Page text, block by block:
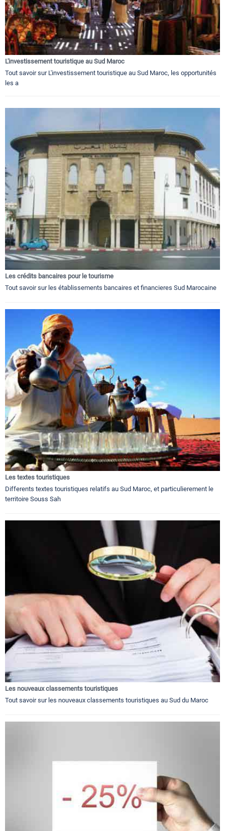
L'investissement touristique au Sud Maroc
Tout savoir sur L'investissement touristique au Sud Maroc, les opportunités
les a
Les crédits bancaires pour le tourisme
Tout savoir sur les établissements bancaires et financieres Sud Marocaine
Les textes touristiques
Differents textes touristiques relatifs au Sud Maroc, et particulierement le
territoire Souss Sah
Les nouveaux classements touristiques
Tout savoir sur les nouveaux classements touristiques au Sud du Maroc